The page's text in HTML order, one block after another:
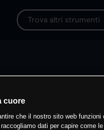
cuore
che il nostro sito web
dati per capire come